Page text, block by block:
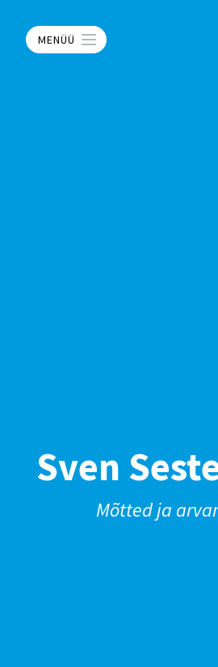
MENÜÜ
Sven
Mõtted ja